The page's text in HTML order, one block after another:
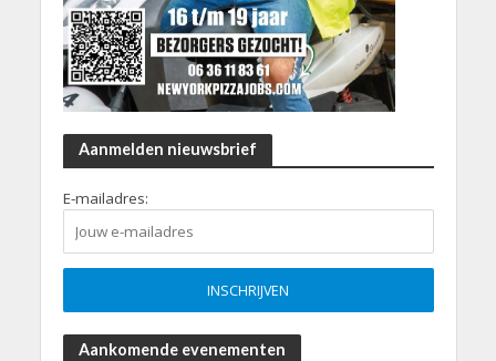
Aanmelden nieuwsbrief
E-mailadres:
Aankomende evenementen